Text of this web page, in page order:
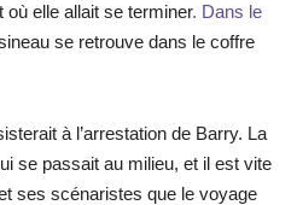
où elle allait se terminer. Dans le
se retrouve dans le coffre
à l’arrestation de Barry. La
se passait au milieu, et il est vite
ses scénaristes que le voyage